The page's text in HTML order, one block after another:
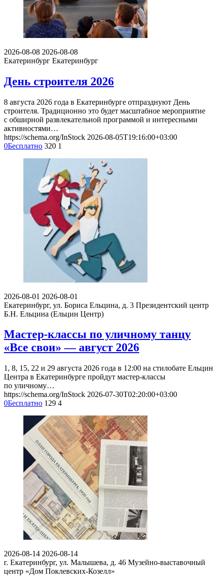
2026-08-08 2026-08-08
Екатеринбург Екатеринбург
День строителя 2026
8 августа 2026 года в Екатеринбурге отпразднуют День
строителя. Традиционно это будет масштабное мероприятие
с обширной развлекательной программой и интересными
активностями…
https://schema.org/InStock 2026-08-05T19:16:00+03:00
0Бесплатно 320 1
2026-08-01 2026-08-01
Екатеринбург, ул. Бориса Ельцина, д. 3 Президентский центр
Б.Н. Ельцина (Ельцин Центр)
Мастер-классы по уличному танцу
«Все свои» — август 2026
1, 8, 15, 22 и 29 августа 2026 года в 12:00 на стилобате Ельцин
Центра в Екатеринбурге пройдут мастер-классы
по уличному…
https://schema.org/InStock 2026-07-30T02:20:00+03:00
0Бесплатно 129 4
2026-08-14 2026-08-14
г. Екатеринбург, ул. Малышева, д. 46 Музейно-выставочный
центр «Дом Поклевских-Козелл»